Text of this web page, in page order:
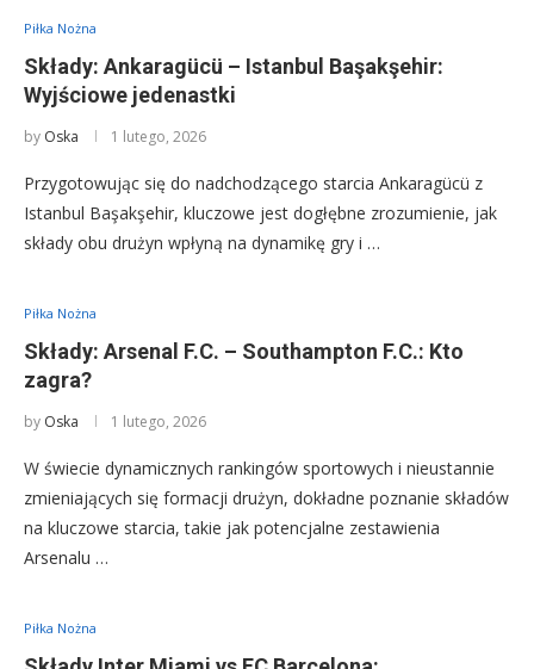
Piłka Nożna
Składy: Ankaragücü – Istanbul Başakşehir:
Wyjściowe jedenastki
by Oska 1 lutego, 2026
Przygotowując się do nadchodzącego starcia Ankaragücü z
Istanbul Başakşehir, kluczowe jest dogłębne zrozumienie, jak
składy obu drużyn wpłyną na dynamikę gry i …
Piłka Nożna
Składy: Arsenal F.C. – Southampton F.C.: Kto
zagra?
by Oska 1 lutego, 2026
W świecie dynamicznych rankingów sportowych i nieustannie
zmieniających się formacji drużyn, dokładne poznanie składów
na kluczowe starcia, takie jak potencjalne zestawienia
Arsenalu …
Piłka Nożna